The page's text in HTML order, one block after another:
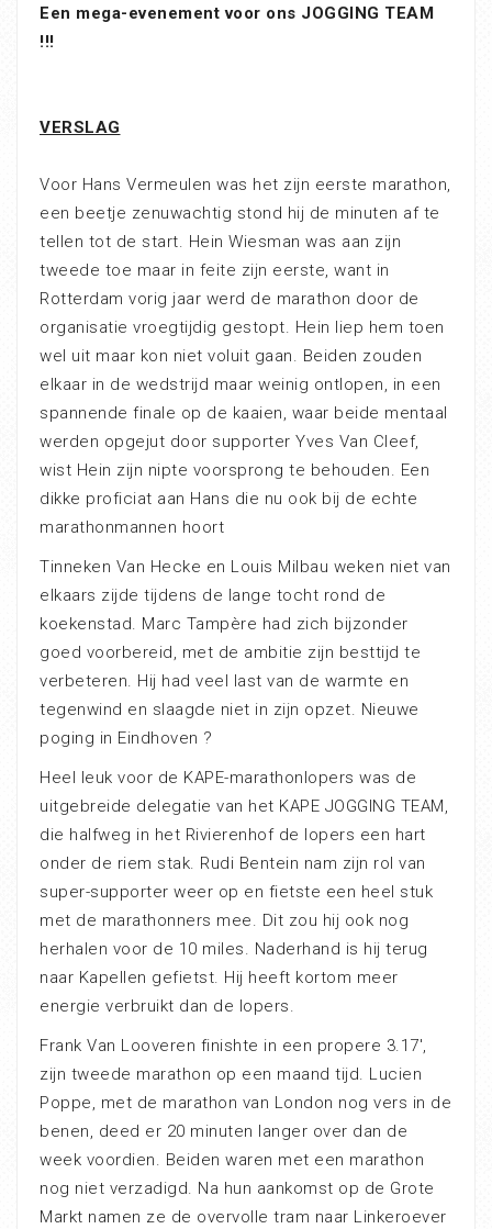
Een mega-evenement voor ons JOGGING TEAM
!!!
VERSLAG
Voor Hans Vermeulen was het zijn eerste marathon,
een beetje zenuwachtig stond hij de minuten af te
tellen tot de start. Hein Wiesman was aan zijn
tweede toe maar in feite zijn eerste, want in
Rotterdam vorig jaar werd de marathon door de
organisatie vroegtijdig gestopt. Hein liep hem toen
wel uit maar kon niet voluit gaan. Beiden zouden
elkaar in de wedstrijd maar weinig ontlopen, in een
spannende finale op de kaaien, waar beide mentaal
werden opgejut door supporter Yves Van Cleef,
wist Hein zijn nipte voorsprong te behouden. Een
dikke proficiat aan Hans die nu ook bij de echte
marathonmannen hoort
Tinneken Van Hecke en Louis Milbau weken niet van
elkaars zijde tijdens de lange tocht rond de
koekenstad. Marc Tampère had zich bijzonder
goed voorbereid, met de ambitie zijn besttijd te
verbeteren. Hij had veel last van de warmte en
tegenwind en slaagde niet in zijn opzet. Nieuwe
poging in Eindhoven ?
Heel leuk voor de KAPE-marathonlopers was de
uitgebreide delegatie van het KAPE JOGGING TEAM,
die halfweg in het Rivierenhof de lopers een hart
onder de riem stak. Rudi Bentein nam zijn rol van
super-supporter weer op en fietste een heel stuk
met de marathonners mee. Dit zou hij ook nog
herhalen voor de 10 miles. Naderhand is hij terug
naar Kapellen gefietst. Hij heeft kortom meer
energie verbruikt dan de lopers.
Frank Van Looveren finishte in een propere 3.17′,
zijn tweede marathon op een maand tijd. Lucien
Poppe, met de marathon van London nog vers in de
benen, deed er 20 minuten langer over dan de
week voordien. Beiden waren met een marathon
nog niet verzadigd. Na hun aankomst op de Grote
Markt namen ze de overvolle tram naar Linkeroever